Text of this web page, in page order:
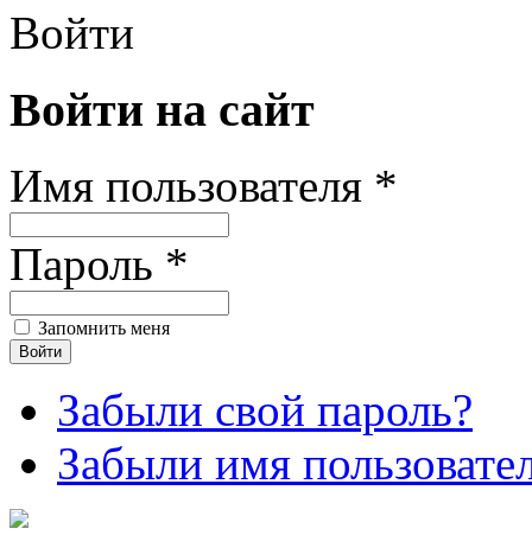
Войти
Войти на сайт
Имя пользователя *
Пароль *
Запомнить меня
Забыли свой пароль?
Забыли имя